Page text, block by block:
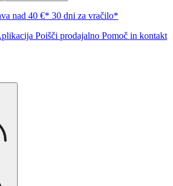
nad 40 €* 30 dni za vračilo*
Poišči prodajalno Pomoč in kontakt